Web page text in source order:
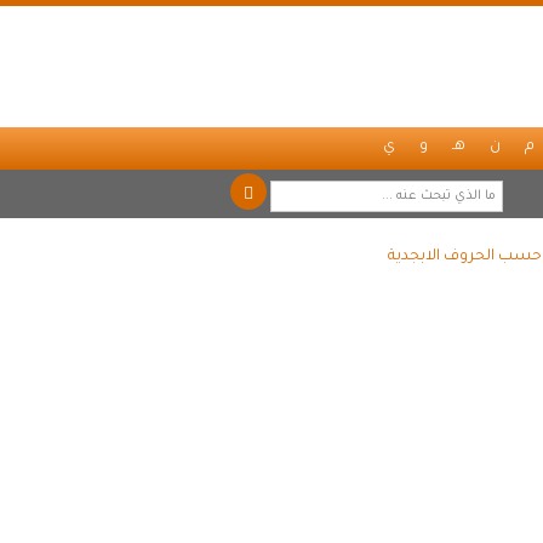
م ن هـ و ي
حسب الحروف الابجدية